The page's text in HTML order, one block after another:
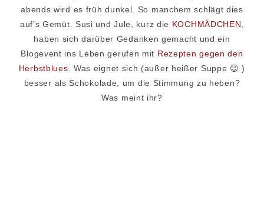
abends wird es früh dunkel. So manchem schlägt dies
auf’s Gemüt. Susi und Jule, kurz die KOCHMÄDCHEN
haben sich darüber Gedanken gemacht und ein
Blogevent ins Leben gerufen mit Rezepten gegen den
Herbstblues . Was eignet sich (außer heißer Suppe 😉 )
besser als Schokolade, um die Stimmung zu heben?
Was meint ihr?